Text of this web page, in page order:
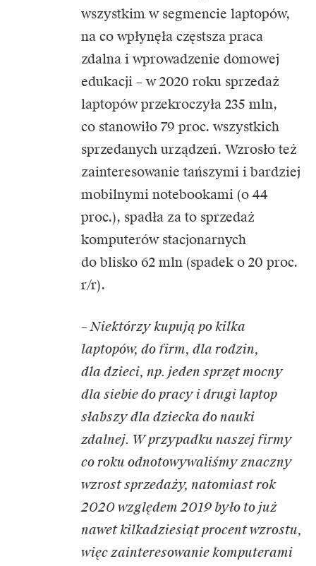
wszystkim w segmencie laptopów,
na co wpłynęła częstsza praca
zdalna i wprowadzenie domowej
edukacji – w 2020 roku sprzedaż
laptopów przekroczyła 235 mln,
co stanowiło 79 proc. wszystkich
sprzedanych urządzeń. Wzrosło też
zainteresowanie tańszymi i bardziej
mobilnymi notebookami (o 44
proc.), spadła za to sprzedaż
komputerów stacjonarnych
do blisko 62 mln (spadek o 20 proc.
r/r).
– Niektórzy kupują po kilka
laptopów, do firm, dla rodzin,
dla dzieci, np. jeden sprzęt mocny
dla siebie do pracy i drugi laptop
słabszy dla dziecka do nauki
zdalnej. W przypadku naszej firmy
co roku odnotowywaliśmy znaczny
wzrost sprzedaży, natomiast rok
2020 względem 2019 było to już
nawet kilkadziesiąt procent wzrostu,
więc zainteresowanie komputerami